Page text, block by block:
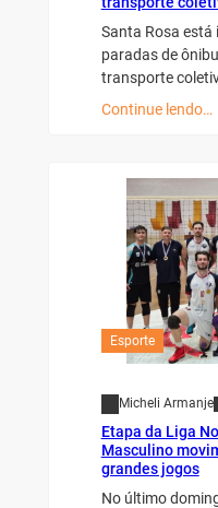
Santa Rosa
paradas de
transporte
Continue lendo…
Esporte
Micheli Armanje
Etapa da Liga
Masculino
grandes jogos
No último